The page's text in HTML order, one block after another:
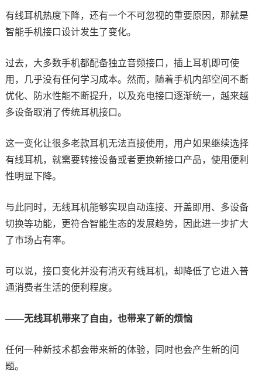
有线耳机热度下降，还有一个不可忽视的重要原因，那就是
智能手机接口设计发生了变化。
过去，大多数手机都配备独立音频接口，插上耳机即可使
用，几乎没有任何学习成本。然而，随着手机内部空间不断
优化、防水性能不断提升，以及充电接口逐渐统一，越来越
多设备取消了传统耳机接口。
这一变化让很多老款耳机无法直接使用，用户如果继续选择
有线耳机，就需要转接设备或者更换新接口产品，使用便利
性明显下降。
与此同时，无线耳机能够实现自动连接、开盖即用、多设备
切换等功能，更符合智能生态的发展趋势，因此进一步扩大
了市场占有率。
可以说，接口变化并没有消灭有线耳机，却降低了它进入普
通消费者生活的便利程度。
——无线耳机带来了自由，也带来了新的烦恼
任何一种新技术都会带来新的体验，同时也会产生新的问
题。